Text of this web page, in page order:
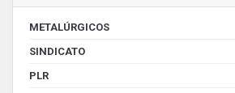
METALÚRGICOS
SINDICATO
PLR